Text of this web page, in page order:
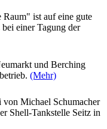
ist auf eine gute
einer Tagung der
und Berching
(Mehr)
Michael Schumacher
Shell-Tankstelle Seitz in